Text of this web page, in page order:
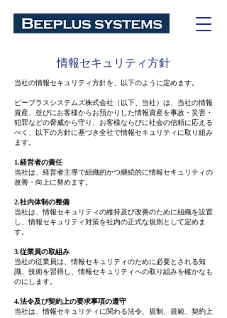
情報セキュリティ方針
当社の情報セキュリティ方針を、以下のように定めます。
ビープラスシステムズ株式会社（以下、当社）は、当社の情報
資産、並びにお客様からお預かりした情報資産を事故・災害・
犯罪などの脅威から守り、お客様ならびに社会の信頼に応える
べく、以下の方針に基づき全社で情報セキュリティに取り組み
ます。
1.経営者の責任
当社は、経営者主導で組織的かつ継続的に情報セキュリティの
改善・向上に努めます。
2.社内体制の整備
当社は、情報セキュリティの維持及び改善のために組織を設置
し、情報セキュリティ対策を社内の正式な規則として定めま
す。
3.従業員の取組み
当社の従業員は、情報セキュリティのために必要とされる知
識、技術を習得し、情報セキュリティへの取り組みを確かなも
のにします。
4.法令及び契約上の要求事項の遵守
当社は、情報セキュリティに関わる法令、規制、規範、契約上